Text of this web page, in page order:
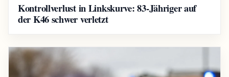
Kontrollverlust in Linkskurve: 83-Jähriger auf
der K46 schwer verletzt